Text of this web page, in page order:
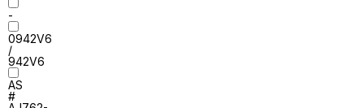
-
0942V6
/
942V6
AS
#